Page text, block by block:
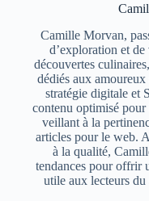
Camille Morvan,
d’exploration et de
découvertes
dédiés aux
stratégie digitale et
contenu optimisé
veillant à la
articles pour le web.
à la qualité,
tendances pour offrir
utile aux lecteurs